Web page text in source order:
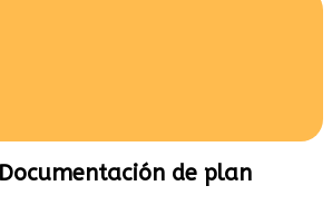
de plan